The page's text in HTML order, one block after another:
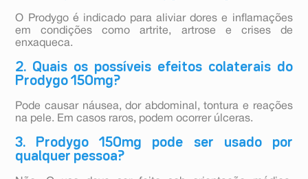
O Prodygo é indicado para aliviar dores e inflamações
em condições como artrite, artrose e crises de
enxaqueca.
2. Quais os possíveis efeitos colaterais do
Prodygo 150mg?
Pode causar náusea, dor abdominal, tontura e reações
na pele. Em casos raros, podem ocorrer úlceras.
3. Prodygo 150mg pode ser usado por
qualquer pessoa?